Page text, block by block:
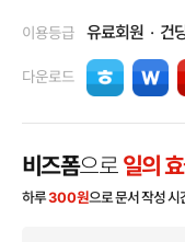
이용등급 유료회원 건
다운로드
비즈폼으로 일의
하루300원으로 문서 작성 시